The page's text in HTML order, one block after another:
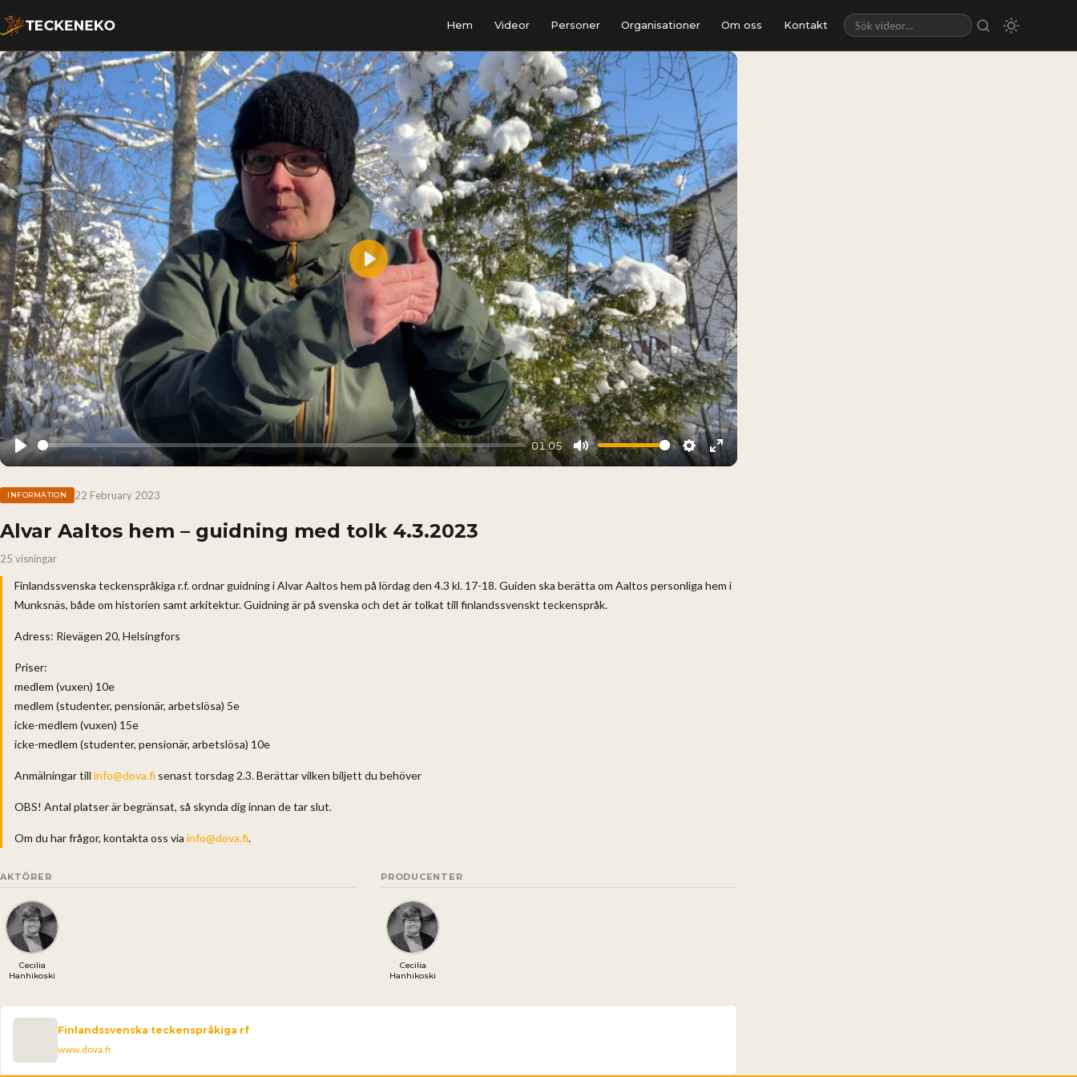
Hem Videor Personer Organisationer Om oss Kontakt
Sök videor
Play
01:05
Mute Settings
Enter
Play
INFORMATION 22 February 2023
Alvar Aaltos hem – guidning med tolk 4.3.2023
25 visningar
Finlandssvenska teckenspråkiga r.f. ordnar guidning i Alvar Aaltos hem på lördag den 4.3 kl. 17-18. Guiden ska berätta om Aaltos personliga hem i
Munksnäs, både om historien samt arkitektur. Guidning är på svenska och det är tolkat till finlandssvenskt teckenspråk.
Adress: Rievägen 20, Helsingfors
Priser:
medlem (vuxen) 10e
medlem (studenter, pensionär, arbetslösa) 5e
icke-medlem (vuxen) 15e
icke-medlem (studenter, pensionär, arbetslösa) 10e
Anmälningar till info@dova.fi senast torsdag 2.3. Berättar vilken biljett du behöver
OBS! Antal platser är begränsat, så skynda dig innan de tar slut.
Om du har frågor, kontakta oss via info@dova.fi.
AKTÖRER
Cecilia
Hanhikoski
PRODUCENTER
Cecilia
Hanhikoski
Finlandssvenska teckenspråkiga rf
www.dova.fi